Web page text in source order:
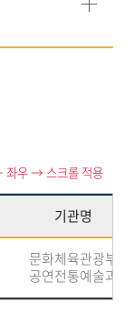
기관명
문화체육관광부
공연전통예술과